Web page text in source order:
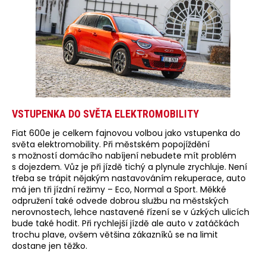
VSTUPENKA DO SVĚTA ELEKTROMOBILITY
Fiat 600e je celkem fajnovou volbou jako vstupenka do
světa elektromobility. Při městském popojíždění
s možností domácího nabíjení nebudete mít problém
s dojezdem. Vůz je při jízdě tichý a plynule zrychluje. Není
třeba se trápit nějakým nastavováním rekuperace, auto
má jen tři jízdní režimy – Eco, Normal a Sport. Měkké
odpružení také odvede dobrou službu na městských
nerovnostech, lehce nastavené řízení se v úzkých ulicích
bude také hodit. Při rychlejší jízdě ale auto v zatáčkách
trochu plave, ovšem většina zákazníků se na limit
dostane jen těžko.